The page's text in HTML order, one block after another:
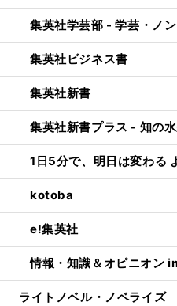
集英社学芸部 - 学芸・ノ
集英社ビジネス書
集英社新書
集英社新書プラス - 知の
1日5分で、明日は変わる
kotoba
e!集英社
情報・知識＆オピニオン
ライトノベル・ノベライズ